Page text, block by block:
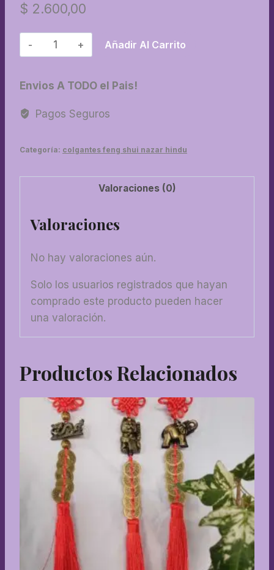
$ 2.600,00
01-
Llaveros
cantidad
Añadir Al Carrito
Envios A TODO el Pais!
Pagos Seguros
Categoría: colgantes feng shui nazar hindu
Valoraciones (0)
Valoraciones
No hay valoraciones aún.
Solo los usuarios registrados que hayan
comprado este producto pueden hacer
una valoración.
Productos Relacionados